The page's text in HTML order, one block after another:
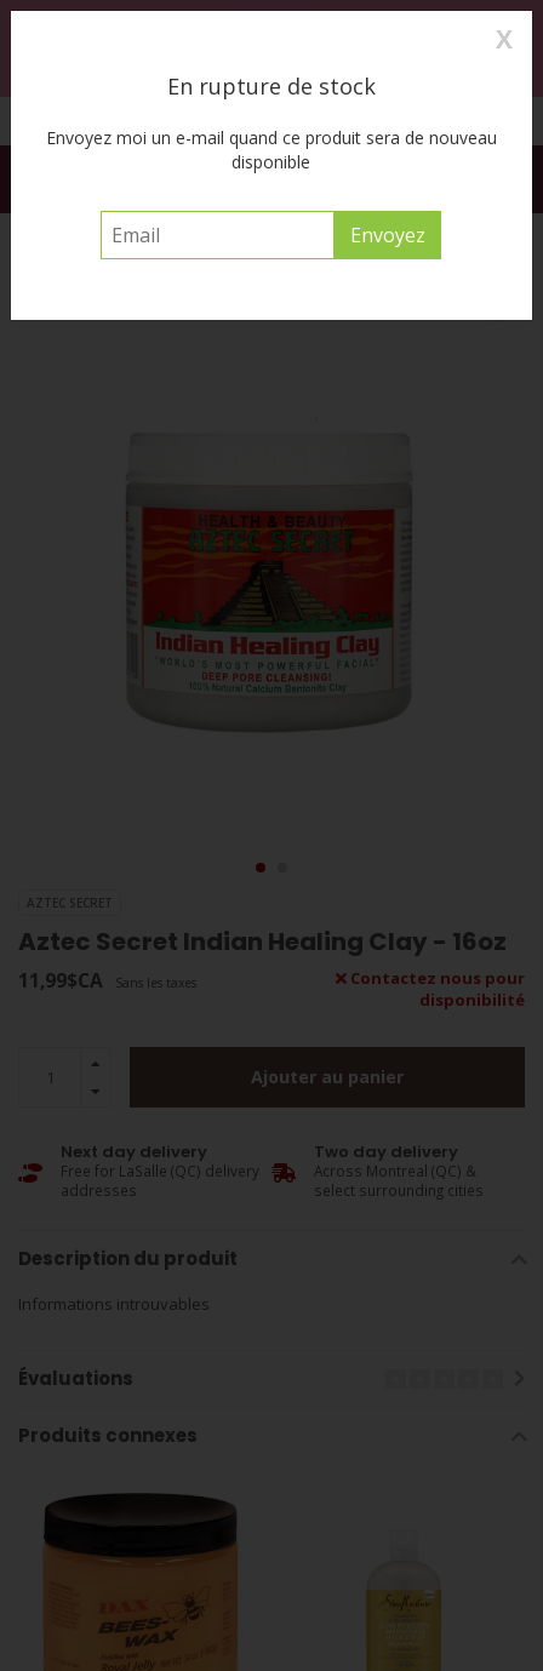
0
FREE SHIPPING ACROSS CANADA on orders of $55 or more
Accueil Indian Healing Clay - 16oz
AZTEC SECRET
Aztec Secret Indian Healing Clay - 16oz
11,99$CA Sans les taxes
Contactez nous pour
disponibilité
Ajouter au panier
Next day delivery
Free for LaSalle (QC) delivery
addresses
Two day delivery
Across Montreal (QC) &
select surrounding cities
Description du produit
Informations introuvables
Évaluations
Produits connexes
En rupture de stock
Envoyez moi un e-mail quand ce produit sera de nouveau
disponible
X